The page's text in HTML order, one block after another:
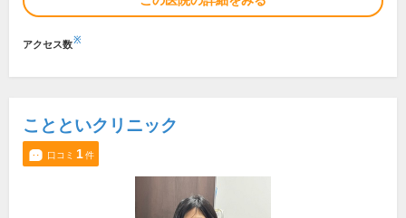
アクセス数※
ことといクリニック
口コミ 1件